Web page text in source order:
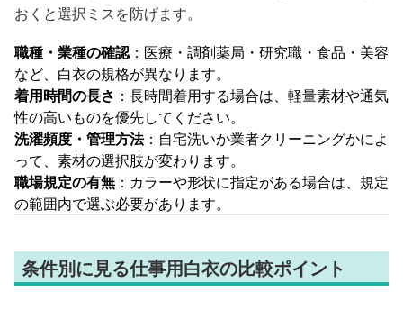
おくと選択ミスを防げます。
職種・業種の確認：医療・調剤薬局・研究職・食品・美容
など、白衣の規格が異なります。
着用時間の長さ ：長時間着用する場合は、軽量素材や通気
性の高いものを優先してください。
洗濯頻度・管理方法：自宅洗いか業者クリーニングかによ
って、素材の選択肢が変わります。
職場規定の有無 ：カラーや形状に指定がある場合は、規定
の範囲内で選ぶ必要があります。
条件別に見る仕事用白衣の比較ポイント